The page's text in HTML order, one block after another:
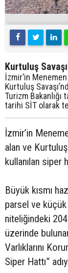
Kurtuluş
İzmir’in
Kurtuluş
Turizm Bakanlığı
tarihi SİT olarak
İzmir’in
alan ve Kurtuluş
kullanılan siper
Büyük kısmı
parsel ve küçük
niteliğindeki
üzerinde
Varlıklarını
Siper Hattı”